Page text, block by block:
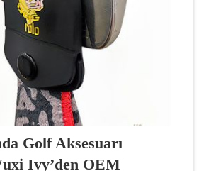
Golf Aksesuarı
Ivy’den OEM